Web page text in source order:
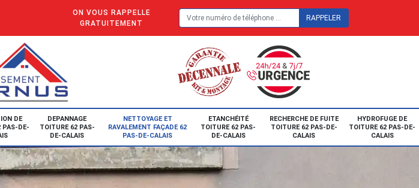
ON VOUS RAPPELLE
GRATUITEMENT
DE
PAS-DE-
DEPANNAGE
TOITURE 62 PAS-
DE-CALAIS
NETTOYAGE ET
RAVALEMENT FAÇADE 62
PAS-DE-CALAIS
ETANCHÉITÉ
TOITURE 62 PAS-
DE-CALAIS
RECHERCHE DE FUITE
TOITURE 62 PAS-DE-
CALAIS
HYDROFUGE DE
TOITURE 62 PAS-DE-
CALAIS